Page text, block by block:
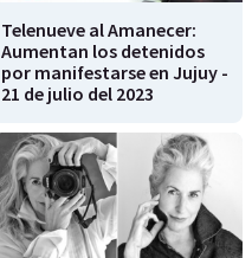
Telenueve al Amanecer:
Aumentan los detenidos
por manifestarse en Jujuy -
21 de julio del 2023